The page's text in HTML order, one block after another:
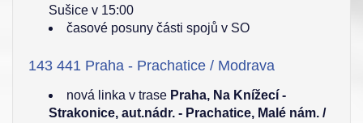
Sušice v 15:00
časové posuny části spojů v SO
143 441 Praha - Prachatice / Modrava
nová linka v trase Praha, Na Knížecí -
Strakonice, aut.nádr. - Prachatice, Malé nám. /